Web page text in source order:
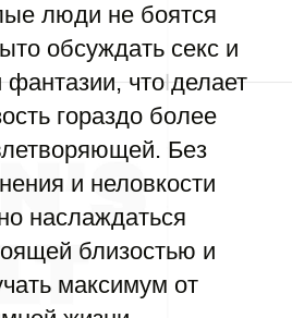
люди не боятся
обсуждать секс и
фантазии, что делает
гораздо более
Без
и неловкости
наслаждаться
близостью и
максимум от